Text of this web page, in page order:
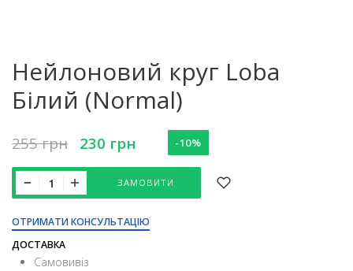
Нейлоновий круг Loba
Білий (Normal)
255грн 230 грн -10%
ЗАМОВИТИ
ОТРИМАТИ КОНСУЛЬТАЦІЮ
ДОСТАВКА
Самовивіз